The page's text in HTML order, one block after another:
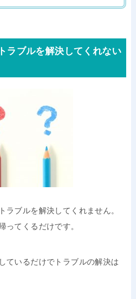
ラブルを解決してくれない
ラブルを解決してくれません。
ってくるだけです。
ているだけでトラブルの解決は